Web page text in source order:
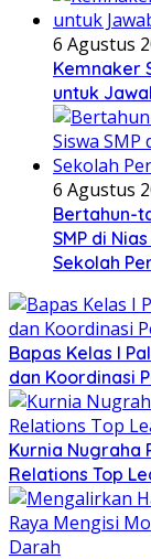
6 Agustus
Kemnaker
untuk
6 Agustus
Bertahun-
SMP di
Sekolah
Bapas Kelas I
dan Koordinasi
Kurnia Nugraha
Relations Top